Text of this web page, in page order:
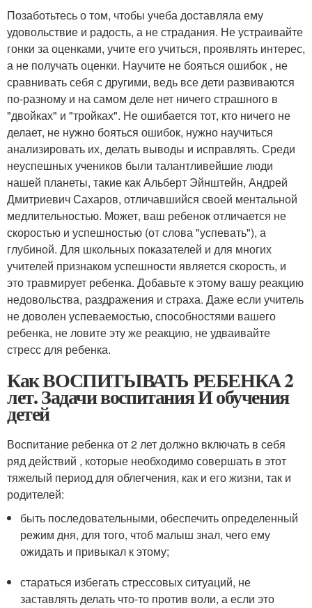
Позаботьтесь о том, чтобы учеба доставляла ему
удовольствие и радость, а не страдания. Не устраивайте
гонки за оценками, учите его учиться, проявлять интерес,
а не получать оценки. Научите не бояться ошибок , не
сравнивать себя с другими, ведь все дети развиваются
по-разному и на самом деле нет ничего страшного в
"двойках" и "тройках". Не ошибается тот, кто ничего не
делает, не нужно бояться ошибок, нужно научиться
анализировать их, делать выводы и исправлять. Среди
неуспешных учеников были талантливейшие люди
нашей планеты, такие как Альберт Эйнштейн, Андрей
Дмитриевич Сахаров, отличавшийся своей ментальной
медлительностью. Может, ваш ребенок отличается не
скоростью и успешностью (от слова "успевать"), а
глубиной. Для школьных показателей и для многих
учителей признаком успешности является скорость, и
это травмирует ребенка. Добавьте к этому вашу реакцию
недовольства, раздражения и страха. Даже если учитель
не доволен успеваемостью, способностями вашего
ребенка, не ловите эту же реакцию, не удваивайте
стресс для ребенка.
Как ВОСПИТЫВАТЬ РЕБЕНКА 2
лет. Задачи воспитания И обучения
детей
Воспитание ребенка от 2 лет должно включать в себя
ряд действий , которые необходимо совершать в этот
тяжелый период для облегчения, как и его жизни, так и
родителей:
быть последовательными, обеспечить определенный
режим дня, для того, чтоб малыш знал, чего ему
ожидать и привыкал к этому;
стараться избегать стрессовых ситуаций, не
заставлять делать что-то против воли, а если это